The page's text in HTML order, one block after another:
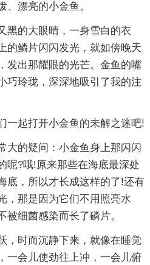
、漂亮的小金鱼。
黑的大眼晴，一身雪白的衣
的鳞片闪闪发光，就如傍晚天
发出那耀眼的光芒。金鱼的嘴
巧玲珑，深深地吸引了我的注
一起打开小金鱼的未解之迷吧!
大的疑问：小金鱼身上那闪闪
呢?哦!原来那些在海底最深处
底，所以才长成这样的了!还有
，那是因为它们不用照亮水
细菌感染而长了磷片。
，时而沉静下来，就像在睡觉
一会儿使劲往上冲，一会儿俯